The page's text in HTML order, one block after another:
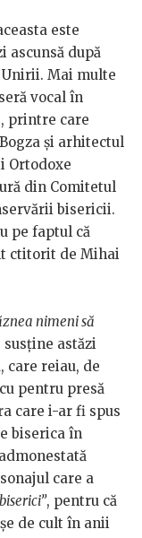
este
ascunsă după
Mai multe
vocal în
printre care
și arhitectul
Ortodoxe
din Comitetul
bisericii.
pe faptul că
ctitorit de Mihai
nimeni să
susține astăzi
care reiau, de
pentru presă
care i-ar fi spus
biserica în
care a
, pentru că
de cult în anii